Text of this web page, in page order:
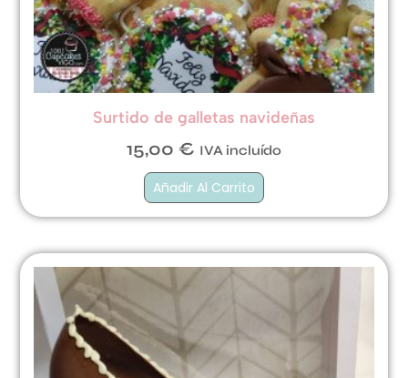
Surtido de galletas navideñas
15,00 € IVA incluído
Añadir Al Carrito